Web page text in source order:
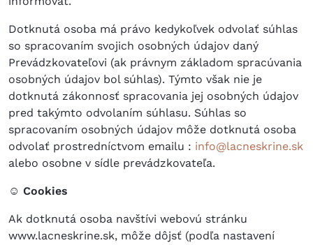
Dotknutá osoba má právo kedykoľvek odvolať súhlas
so spracovaním svojich osobných údajov daný
Prevádzkovateľovi (ak právnym základom spracúvania
osobných údajov bol súhlas). Týmto však nie je
dotknutá zákonnosť spracovania jej osobných údajov
pred takýmto odvolaním súhlasu. Súhlas so
spracovaním osobných údajov môže dotknutá osoba
odvolať prostredníctvom emailu : info@lacneskrine.sk
alebo osobne v sídle prevádzkovateľa.
☺ Cookies
Ak dotknutá osoba navštívi webovú stránku
www.lacneskrine.sk, môže dôjsť (podľa nastavení